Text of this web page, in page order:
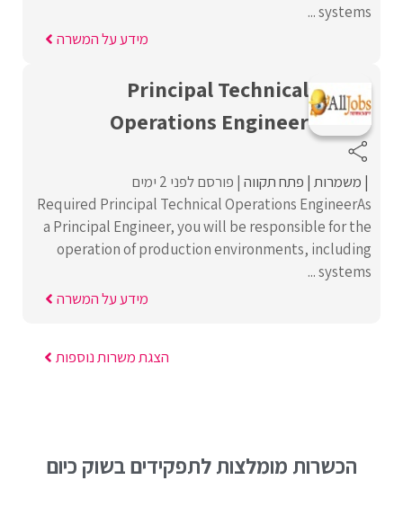
systems ...
מידע על המשרה
Principal Technical
Operations Engineer
משמרות פתח תקווה פורסם לפני 2 ימים
Required Principal Technical Operations EngineerAs
a Principal Engineer, you will be responsible for the
operation of production environments, including
systems ...
מידע על המשרה
הצגת משרות נוספות
הכשרות מומלצות לתפקידים בשוק כיום